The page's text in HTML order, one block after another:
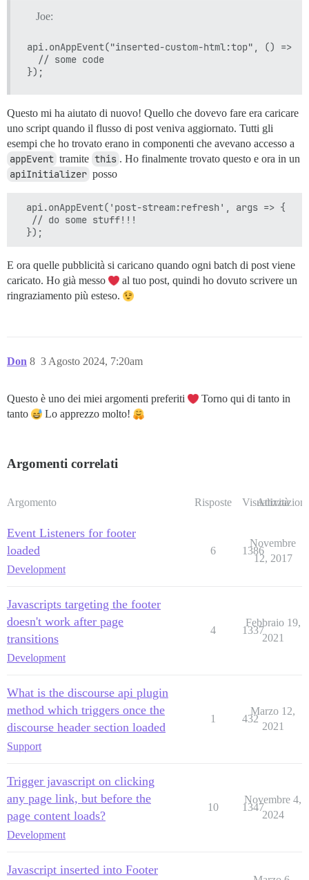
Joe:
api.onAppEvent("inserted-custom-html:top", () => {
  // some code
Questo mi ha aiutato di nuovo! Quello che dovevo fare era caricare
uno script quando il flusso di post veniva aggiornato. Tutti gli
esempi che ho trovato erano in componenti che avevano accesso a
appEvent tramite this . Ho finalmente trovato questo e ora in un
apiInitializer posso
  api.onAppEvent('post-stream:refresh', args => {
   // do some stuff!!!
E ora quelle pubblicità si caricano quando ogni batch di post viene
caricato. Ho già messo
al tuo post, quindi ho dovuto scrivere un
ringraziamento più esteso.
Don 3 Agosto 2024, 7:20am
8
Questo è uno dei miei argomenti preferiti
Torno qui di tanto in
tanto
Lo apprezzo molto!
Argomenti correlati
Argomento Risposte Visualizzazioni
Attività
Event Listeners for footer
loaded
Development
6 1386
Novembre
12, 2017
Javascripts targeting the footer
doesn't work after page
transitions
Development
4 1337
Febbraio 19,
2021
What is the discourse api plugin
method which triggers once the
discourse header section loaded
Support
1 432
Marzo 12,
2021
Trigger javascript on clicking
any page link, but before the
page content loads?
Development
10 1347
Novembre 4,
2024
Javascript inserted into Footer